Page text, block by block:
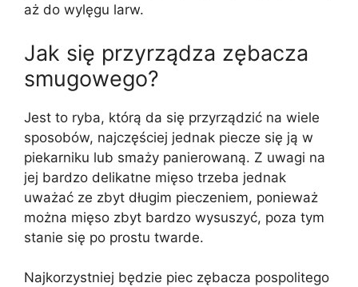
aż do wylęgu larw.
Jak się przyrządza zębacza
smugowego?
Jest to ryba, którą da się przyrządzić na wiele
sposobów, najczęściej jednak piecze się ją w
piekarniku lub smaży panierowaną. Z uwagi na
jej bardzo delikatne mięso trzeba jednak
uważać ze zbyt długim pieczeniem, ponieważ
można mięso zbyt bardzo wysuszyć, poza tym
stanie się po prostu twarde.
Najkorzystniej będzie piec zębacza pospolitego